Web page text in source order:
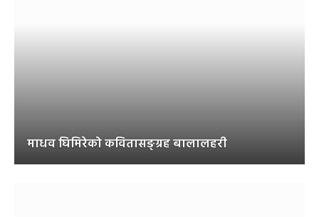
माधव घिमिरेको कवितासङ्ग्रह बालालहरी